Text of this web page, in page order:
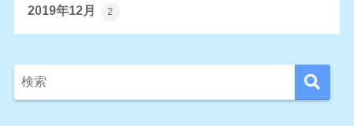
2019年12月 2